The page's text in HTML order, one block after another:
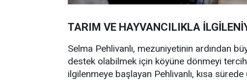
TARIM VE HAYVANCILIKLA
Selma Pehlivanlı, mezuniyetinin ardından
destek olabilmek için köyüne dönmeyi tercih
ilgilenmeye başlayan Pehlivanlı, kısa